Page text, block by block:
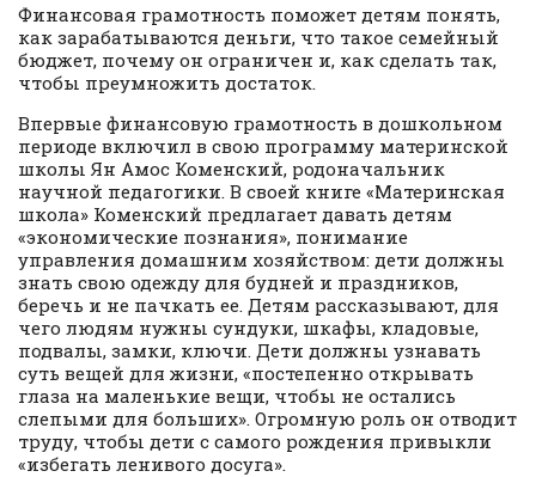
Финансовая грамотность поможет детям понять,
как зарабатываются деньги, что такое семейный
бюджет, почему он ограничен и, как сделать так,
чтобы преумножить достаток.
Впервые финансовую грамотность в дошкольном
периоде включил в свою программу материнской
школы Ян Амос Коменский, родоначальник
научной педагогики. В своей книге «Материнская
школа» Коменский предлагает давать детям
«экономические познания», понимание
управления домашним хозяйством: дети должны
знать свою одежду для будней и праздников,
беречь и не пачкать ее. Детям рассказывают, для
чего людям нужны сундуки, шкафы, кладовые,
подвалы, замки, ключи. Дети должны узнавать
суть вещей для жизни, «постепенно открывать
глаза на маленькие вещи, чтобы не остались
слепыми для больших». Огромную роль он отводит
труду, чтобы дети с самого рождения привыкли
«избегать ленивого досуга».